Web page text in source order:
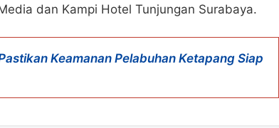
dan Kampi Hotel Tunjungan Surabaya.
Keamanan Pelabuhan Ketapang Siap